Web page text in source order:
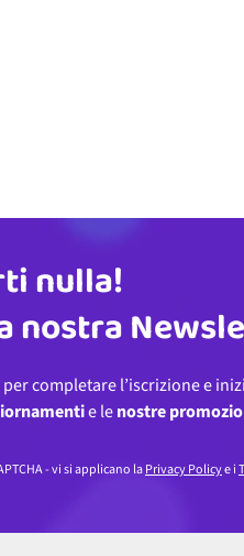
nulla!
nostra
completare l’iscrizione e
e lenostre
- vi si applicano laPrivacy Policye i